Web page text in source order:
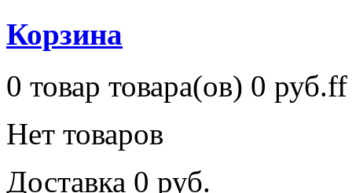
Корзина
0 товар товара(ов) 0 руб.ff
Нет товаров
Доставка 0 руб.